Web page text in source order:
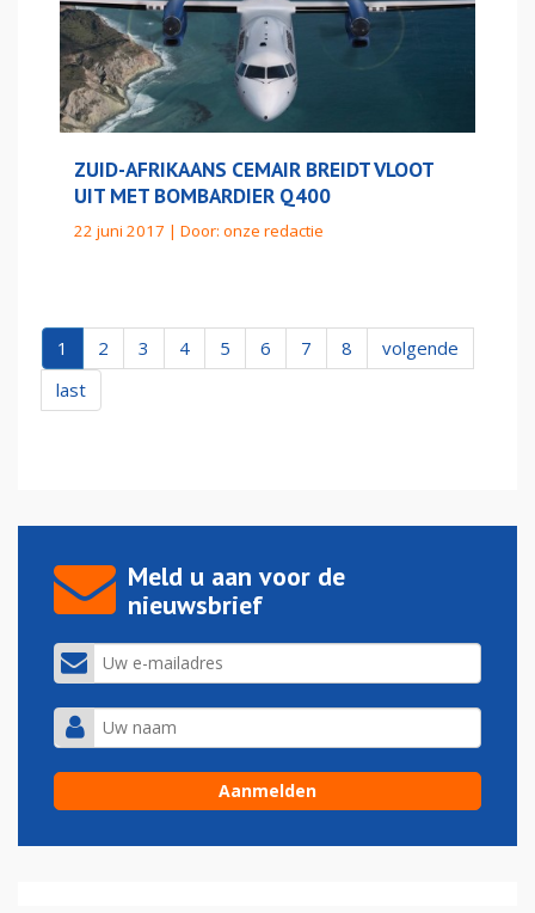
ZUID-AFRIKAANS CEMAIR BREIDT VLOOT
UIT MET BOMBARDIER Q400
22 juni 2017 | Door: onze redactie
1 2 3 4 5 6 7 8
volgende
last
Meld u aan voor de
nieuwsbrief